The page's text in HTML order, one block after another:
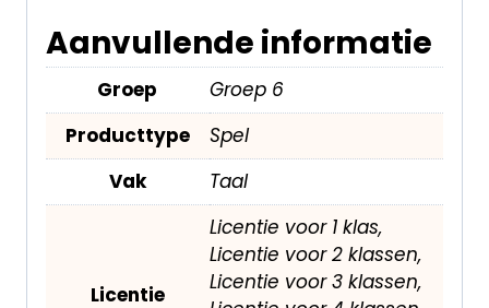
Aanvullende informatie
Groep
Groep 6
Producttype
Spel
Vak
Taal
Licentie
Licentie voor 1 klas,
Licentie voor 2 klassen,
Licentie voor 3 klassen,